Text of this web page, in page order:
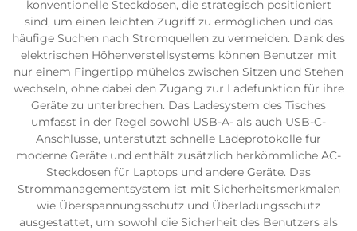
konventionelle Steckdosen, die strategisch positioniert
sind, um einen leichten Zugriff zu ermöglichen und das
häufige Suchen nach Stromquellen zu vermeiden. Dank des
elektrischen Höhenverstellsystems können Benutzer mit
nur einem Fingertipp mühelos zwischen Sitzen und Stehen
wechseln, ohne dabei den Zugang zur Ladefunktion für ihre
Geräte zu unterbrechen. Das Ladesystem des Tisches
umfasst in der Regel sowohl USB-A- als auch USB-C-
Anschlüsse, unterstützt schnelle Ladeprotokolle für
moderne Geräte und enthält zusätzlich herkömmliche AC-
Steckdosen für Laptops und andere Geräte. Das
Strommanagementsystem ist mit Sicherheitsmerkmalen
wie Überspannungsschutz und Überladungsschutz
ausgestattet, um sowohl die Sicherheit des Benutzers als